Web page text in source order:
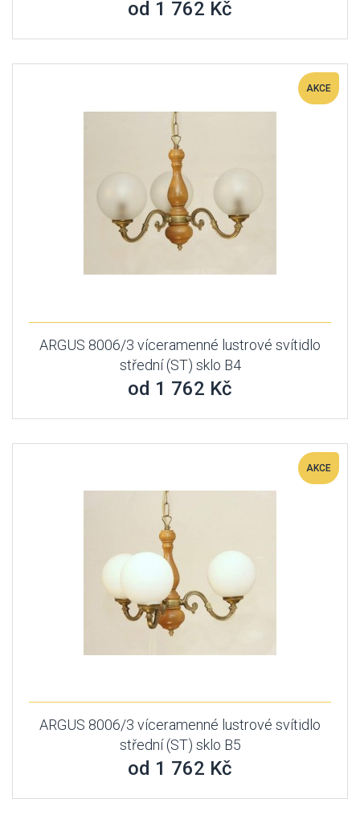
od 1 762 Kč
AKCE
ARGUS 8006/3 víceramenné lustrové svítidlo
střední (ST) sklo B4
od 1 762 Kč
AKCE
ARGUS 8006/3 víceramenné lustrové svítidlo
střední (ST) sklo B5
od 1 762 Kč